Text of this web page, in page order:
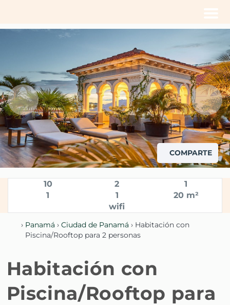
Menu
COMPARTE
10 2
1
1
1
20 m²
wifi
› Panamá › Ciudad de Panamá › Habitación con
Piscina/Rooftop para 2 personas
Habitación con
Piscina/Rooftop para